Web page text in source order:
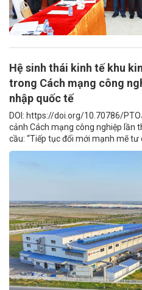
Hệ sinh thái kinh tế khu
trong Cách mạng công
nhập quốc tế
DOI: https://doi.org/10.70786/
cảnh Cách mạng công nghiệp lần
cầu: “Tiếp tục đổi mới mạnh mẽ tư